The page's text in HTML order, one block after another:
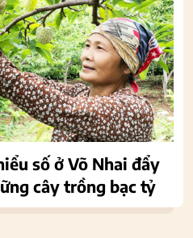
số ở Võ Nhai đẩy
cây trồng bạc tỷ